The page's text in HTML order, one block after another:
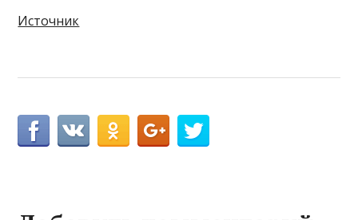
Источник